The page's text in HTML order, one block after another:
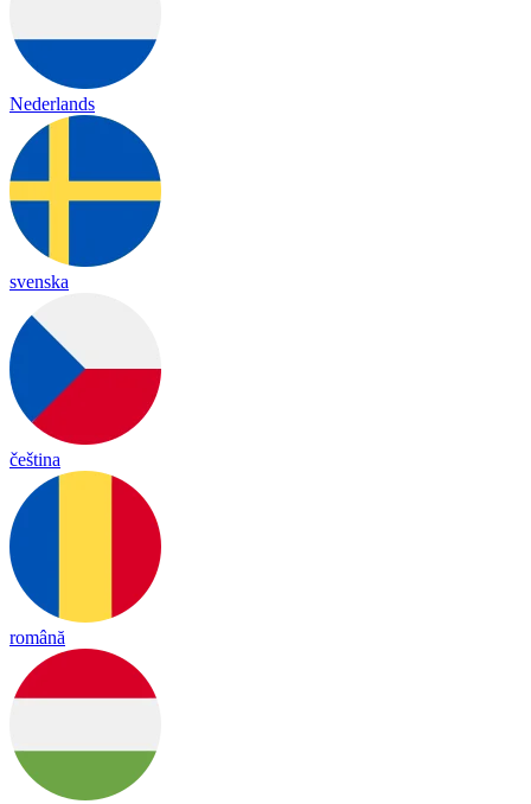
Nederlands
svenska
čeština
română